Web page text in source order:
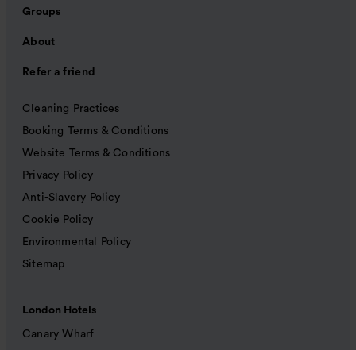
Groups
About
Refer a friend
Cleaning Practices
Booking Terms & Conditions
Website Terms & Conditions
Privacy Policy
Anti-Slavery Policy
Cookie Policy
Environmental Policy
Sitemap
London Hotels
Canary Wharf